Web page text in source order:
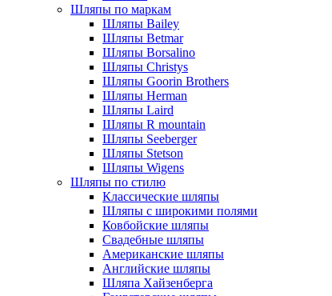
Шляпы по маркам
Шляпы Bailey
Шляпы Betmar
Шляпы Borsalino
Шляпы Christys
Шляпы Goorin Brothers
Шляпы Herman
Шляпы Laird
Шляпы R mountain
Шляпы Seeberger
Шляпы Stetson
Шляпы Wigens
Шляпы по стилю
Классические шляпы
Шляпы с широкими полями
Ковбойские шляпы
Свадебные шляпы
Американские шляпы
Английские шляпы
Шляпа Хайзенберга